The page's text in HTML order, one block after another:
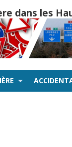
dans les